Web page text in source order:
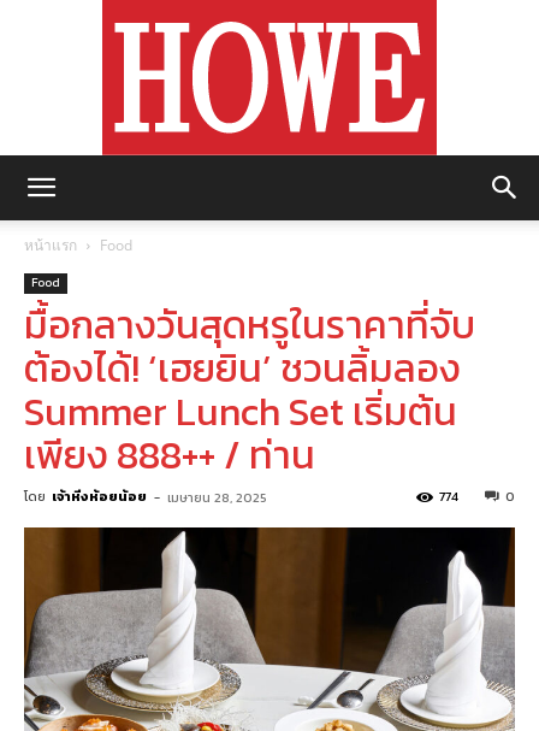
หน้าแรก Food
Food
มื้อกลางวันสุดหรูในราคาที่จับ
ต้องได้! ‘เฮยยิน’ ชวนลิ้มลอง
Summer Lunch Set เริ่มต้น
เพียง 888++ / ท่าน
โดย เจ้าหิ่งห้อยน้อย - เมษายน 28, 2025 0
774